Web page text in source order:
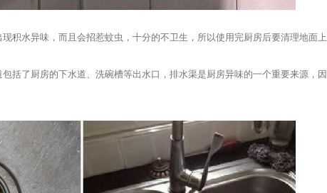
积水异味，而且会招惹蚊虫，十分的不卫生，所以使用完厨房后要清理地面上
括了厨房的下水道、洗碗槽等出水口，排水渠是厨房异味的一个重要来源，